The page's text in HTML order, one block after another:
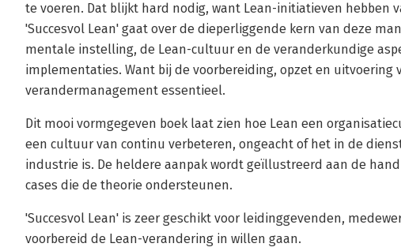
te voeren. Dat blijkt hard nodig, want Lean-initiatieven hebben
'Succesvol Lean' gaat over de dieperliggende kern van deze
mentale instelling, de Lean-cultuur en de veranderkundige
implementaties. Want bij de voorbereiding, opzet en uitvoering
verandermanagement essentieel.
Dit mooi vormgegeven boek laat zien hoe Lean een
een cultuur van continu verbeteren, ongeacht of het in de
industrie is. De heldere aanpak wordt geïllustreerd aan de
cases die de theorie ondersteunen.
'Succesvol Lean' is zeer geschikt voor leidinggevenden,
voorbereid de Lean-verandering in willen gaan.